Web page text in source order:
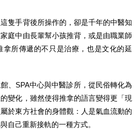
隻手背後所操作的，卻是千年的中醫知
庭中由長輩幫小孩推背，或是由職業師
拿所傳遞的不只是治療，也是文化的延
館、SPA中心與中醫診所，從民俗轉化為
變化，雖然使得推拿的語言變得更「現
於東方社會的身體觀：人是氣血流動的
自己重新接軌的一種方式。